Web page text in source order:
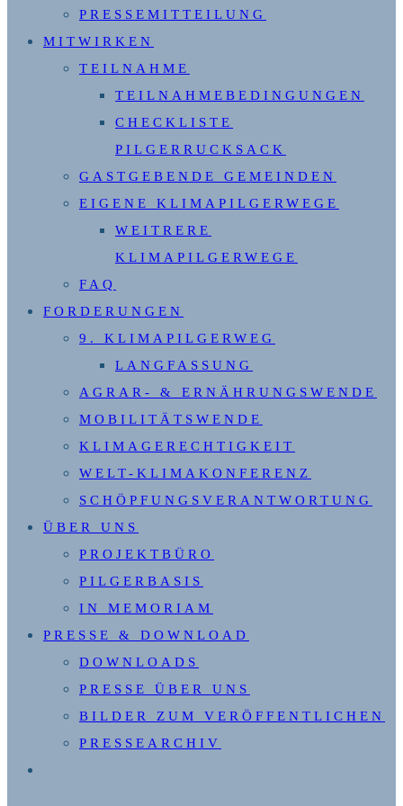
PRESSEMITTEILUNG
MITWIRKEN
TEILNAHME
TEILNAHMEBEDINGUNGEN
CHECKLISTE
PILGERRUCKSACK
GASTGEBENDE GEMEINDEN
EIGENE KLIMAPILGERWEGE
WEITRERE
KLIMAPILGERWEGE
FAQ
FORDERUNGEN
9. KLIMAPILGERWEG
LANGFASSUNG
AGRAR- & ERNÄHRUNGSWENDE
MOBILITÄTSWENDE
KLIMAGERECHTIGKEIT
WELT-KLIMAKONFERENZ
SCHÖPFUNGSVERANTWORTUNG
ÜBER UNS
PROJEKTBÜRO
PILGERBASIS
IN MEMORIAM
PRESSE & DOWNLOAD
DOWNLOADS
PRESSE ÜBER UNS
BILDER ZUM VERÖFFENTLICHEN
PRESSEARCHIV